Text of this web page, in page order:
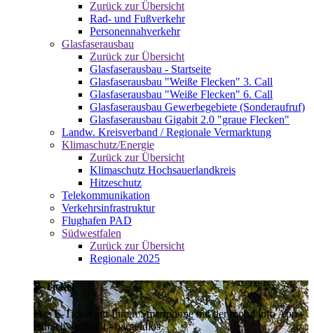
Zurück zur Übersicht
Rad- und Fußverkehr
Personennahverkehr
Glasfaserausbau
Zurück zur Übersicht
Glasfaserausbau - Startseite
Glasfaserausbau "Weiße Flecken" 3. Call
Glasfaserausbau "Weiße Flecken" 6. Call
Glasfaserausbau Gewerbegebiete (Sonderaufruf)
Glasfaserausbau Gigabit 2.0 "graue Flecken"
Landw. Kreisverband / Regionale Vermarktung
Klimaschutz/Energie
Zurück zur Übersicht
Klimaschutz Hochsauerlandkreis
Hitzeschutz
Telekommunikation
Verkehrsinfrastruktur
Flughafen PAD
Südwestfalen
Zurück zur Übersicht
Regionale 2025
E-Ticket
Das E-Ticket auf Ihrem Smartphone mit der mobil info App -
einfach - schnell - bargeldlos